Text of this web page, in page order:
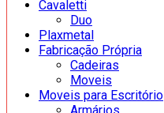
Cavaletti
Duo
Plaxmetal
Fabricação Própria
Cadeiras
Moveis
Moveis para Escritório